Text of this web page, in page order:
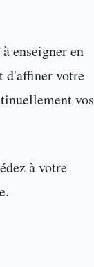
enseigner en
d'affiner votre
vos
à votre